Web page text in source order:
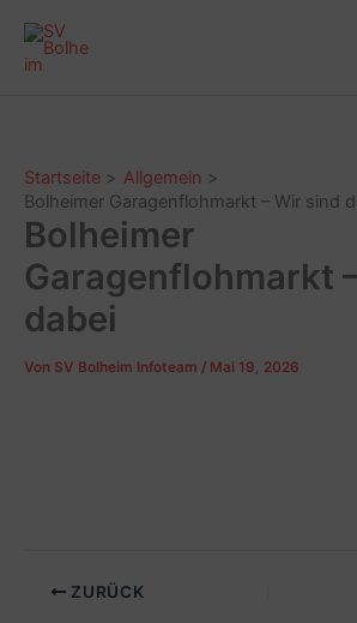
Inhalt
springen
Startseite
Allgemein
Bolheimer Garagenflohmarkt – Wir sind
Bolheimer
Garagenflohmarkt
dabei
Von SV Bolheim Infoteam / Mai 19, 2026
ZURÜCK